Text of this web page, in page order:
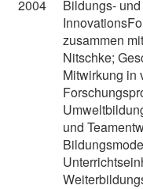
2004
Bildungs-
zusammen
Nitschke;
Mitwirkung in
und